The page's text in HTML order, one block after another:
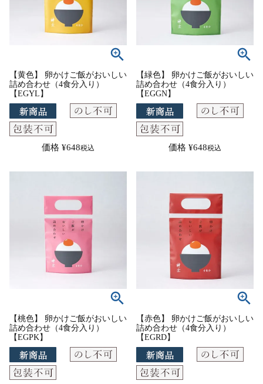
【黄色】 卵かけご飯がおいしい
詰め合わせ（4食分入り）
【EGYL】
価格 ¥648税込
【緑色】 卵かけご飯がおいしい
詰め合わせ（4食分入り）
【EGGN】
価格 ¥648税込
【桃色】 卵かけご飯がおいしい
詰め合わせ（4食分入り）
【EGPK】
【赤色】 卵かけご飯がおいしい
詰め合わせ（4食分入り）
【EGRD】